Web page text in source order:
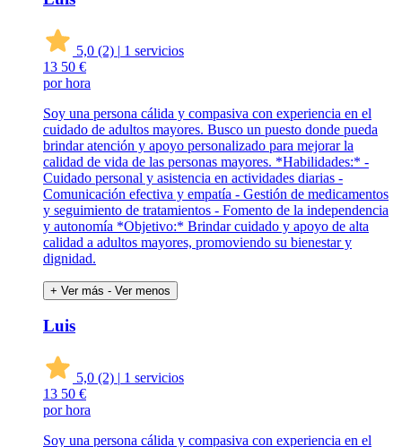
5,0 (2) | 1 servicios
13 50 €
por hora
Soy una persona cálida y compasiva con experiencia en el
cuidado de adultos mayores. Busco un puesto donde pueda
brindar atención y apoyo personalizado para mejorar la
calidad de vida de las personas mayores. *Habilidades:* -
Cuidado personal y asistencia en actividades diarias -
Comunicación efectiva y empatía - Gestión de medicamentos
y seguimiento de tratamientos - Fomento de la independencia
y autonomía *Objetivo:* Brindar cuidado y apoyo de alta
calidad a adultos mayores, promoviendo su bienestar y
dignidad.
+ Ver más - Ver menos
Luis
5,0 (2) | 1 servicios
13 50 €
por hora
Soy una persona cálida y compasiva con experiencia en el